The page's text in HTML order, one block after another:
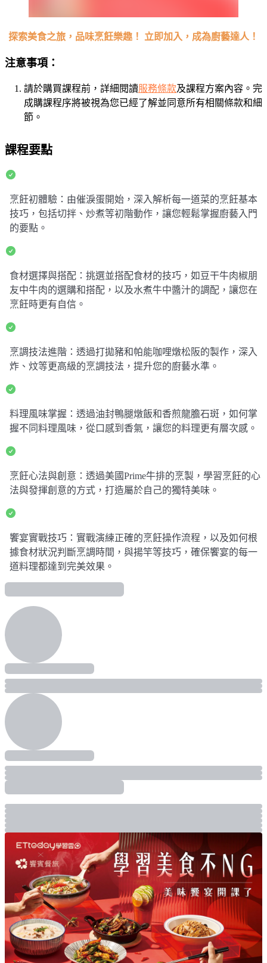
探索美食之旅，品味烹飪樂趣！ 立即加入，成為廚藝達人！
注意事項：
請於購買課程前，詳細閱讀服務條款及課程方案內容。完
成購課程序將被視為您已經了解並同意所有相關條款和細
節。
課程要點
烹飪初體驗：由催淚蛋開始，深入解析每一道菜的烹飪基本
技巧，包括切拌、炒煮等初階動作，讓您輕鬆掌握廚藝入門
的要點。
食材選擇與搭配：挑選並搭配食材的技巧，如豆干牛肉椒朋
友中牛肉的選購和搭配，以及水煮牛中醬汁的調配，讓您在
烹飪時更有自信。
烹調技法進階：透過打拋豬和帕能咖哩燉松阪的製作，深入
炸、炆等更高級的烹調技法，提升您的廚藝水準。
料理風味掌握：透過油封鴨腿燉飯和香煎龍膽石斑，如何掌
握不同料理風味，從口感到香氣，讓您的料理更有層次感。
烹飪心法與創意：透過美國Prime牛排的烹製，學習烹飪的心
法與發揮創意的方式，打造屬於自己的獨特美味。
饗宴實戰技巧：實戰演練正確的烹飪操作流程，以及如何根
據食材狀況判斷烹調時間，與揚竿等技巧，確保饗宴的每一
道料理都達到完美效果。